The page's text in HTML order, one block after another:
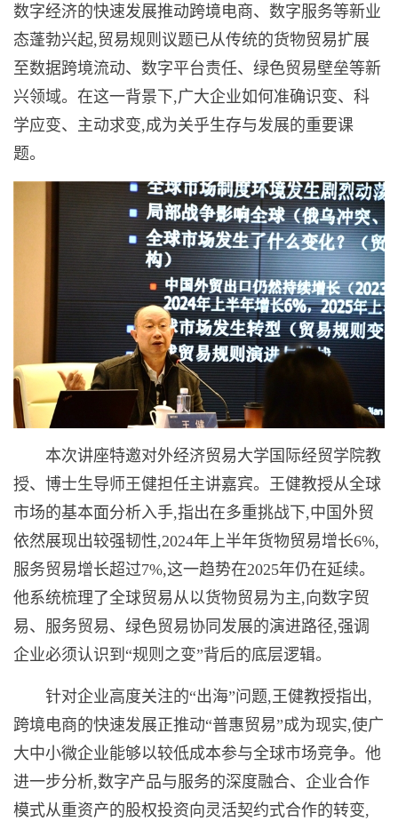
数字经济的快速发展推动跨境电商、数字服务等新业
态蓬勃兴起,贸易规则议题已从传统的货物贸易扩展
至数据跨境流动、数字平台责任、绿色贸易壁垒等新
兴领域。在这一背景下,广大企业如何准确识变、科
学应变、主动求变,成为关乎生存与发展的重要课
题。
本次讲座特邀对外经济贸易大学国际经贸学院教
授、博士生导师王健担任主讲嘉宾。王健教授从全球
市场的基本面分析入手,指出在多重挑战下,中国外贸
依然展现出较强韧性,2024年上半年货物贸易增长6%,
服务贸易增长超过7%,这一趋势在2025年仍在延续。
他系统梳理了全球贸易从以货物贸易为主,向数字贸
易、服务贸易、绿色贸易协同发展的演进路径,强调
企业必须认识到“规则之变”背后的底层逻辑。
针对企业高度关注的“出海”问题,王健教授指出,
跨境电商的快速发展正推动“普惠贸易”成为现实,使广
大中小微企业能够以较低成本参与全球市场竞争。他
进一步分析,数字产品与服务的深度融合、企业合作
模式从重资产的股权投资向灵活契约式合作的转变,